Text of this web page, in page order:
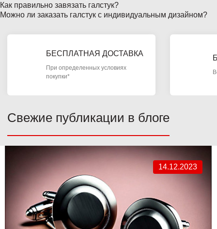
Как правильно завязать галстук?
Можно ли заказать галстук с индивидуальным дизайном?
БЕСПЛАТНАЯ ДОСТАВКА
При определенных условиях
покупки*
Свежие публикации в блоге
14.12.2023